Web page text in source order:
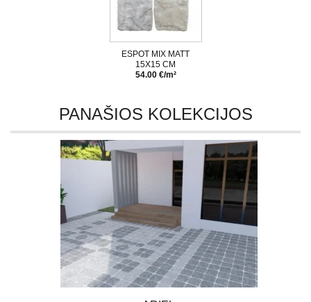
ESPOT MIX MATT
15X15 CM
54.00 €/m²
PANAŠIOS KOLEKCIJOS